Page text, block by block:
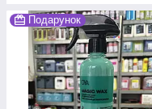
Подарунок